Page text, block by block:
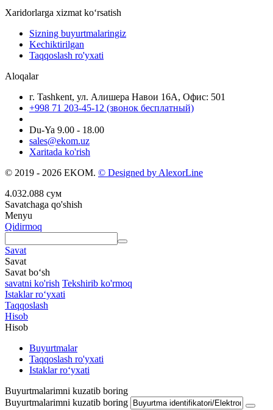
Xaridorlarga xizmat ko‘rsatish
Sizning buyurtmalaringiz
Kechiktirilgan
Taqqoslash ro'yxati
Aloqalar
г. Tashkent, ул. Алишера Навои 16А, Офис: 501
+998 71 203-45-12 (звонок бесплатный)
Du-Ya 9.00 - 18.00
sales@ekom.uz
Xaritada ko'rish
© 2019 - 2026 EKOM. © Designed by AlexorLine
4.032.088 сум
Savatchaga qo'shish
Menyu
Qidirmoq
Savat
Savat
Savat bo‘sh
savatni ko'rish Tekshirib ko'rmoq
Istaklar roʻyxati
Taqqoslash
Hisob
Hisob
Buyurtmalar
Taqqoslash ro'yxati
Istaklar roʻyxati
Buyurtmalarimni kuzatib boring
Buyurtmalarimni kuzatib boring